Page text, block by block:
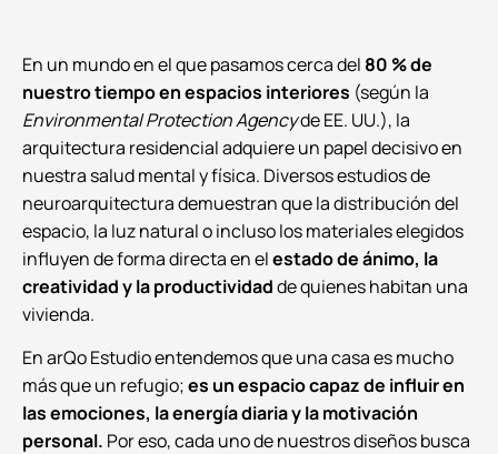
En un mundo en el que pasamos cerca del 80 % de
nuestro tiempo en espacios interiores (según la
Environmental Protection Agencyde EE. UU.), la
arquitectura residencial adquiere un papel decisivo en
nuestra salud mental y física. Diversos estudios de
neuroarquitectura demuestran que la distribución del
espacio, la luz natural o incluso los materiales elegidos
influyen de forma directa en elestado de ánimo, la
creatividad y la productividadde quienes habitan una
vivienda.
En arQo Estudio entendemos que una casa es mucho
más que un refugio;es un espacio capaz de influir en
las emociones, la energía diaria y la motivación
personal. Por eso, cada uno de nuestros diseños busca